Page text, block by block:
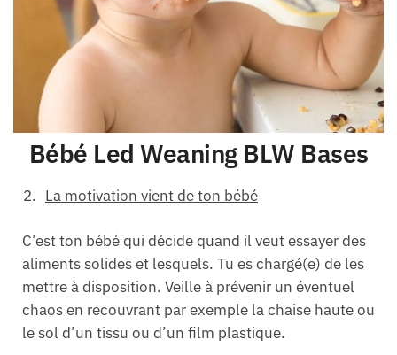
Bébé Led Weaning BLW Bases
La motivation vient de ton bébé
C’est ton bébé qui décide quand il veut essayer des
aliments solides et lesquels. Tu es chargé(e) de les
mettre à disposition. Veille à prévenir un éventuel
chaos en recouvrant par exemple la chaise haute ou
le sol d’un tissu ou d’un film plastique.